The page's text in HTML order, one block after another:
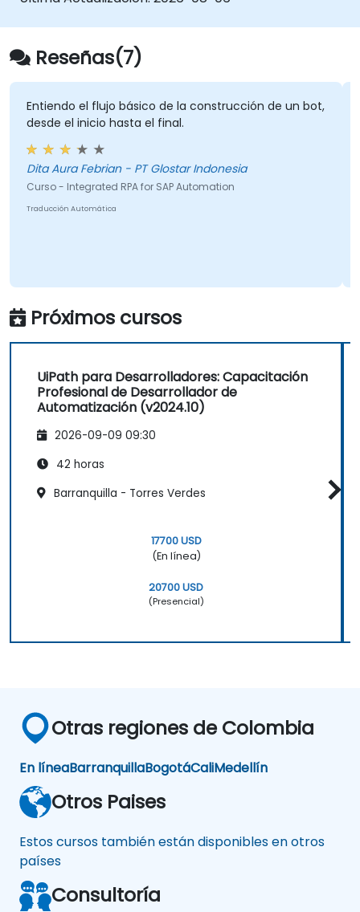
Reseñas(7)
Entiendo el flujo básico de la construcción de un bot,
desde el inicio hasta el final.
Dita Aura Febrian - PT Glostar Indonesia
Curso - Integrated RPA for SAP Automation
Traducción Automática
Próximos cursos
UiPath para Desarrolladores: Capacitación
Profesional de Desarrollador de
Automatización (v2024.10)
2026-09-09 09:30
42 horas
Barranquilla - Torres Verdes
17700 USD
(En línea)
20700 USD
(Presencial)
Otras regiones de Colombia
En líneaBarranquillaBogotáCaliMedellín
Otros Paises
Estos cursos también están disponibles en otros
países
Consultoría